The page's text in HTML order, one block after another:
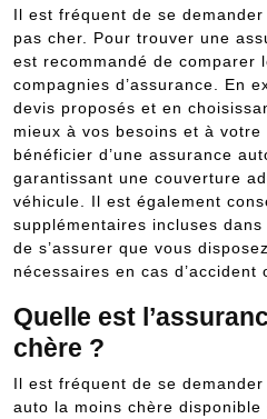
Il est fréquent de se
pas cher. Pour trouver une
est recommandé de comparer
compagnies d’assurance. En
devis proposés et en
mieux à vos besoins et à
bénéficier d’une assurance
garantissant une couverture
véhicule. Il est également
supplémentaires incluses
de s’assurer que vous
nécessaires en cas d’accident
Quelle est
chère ?
Il est fréquent de se demander
auto la moins chère